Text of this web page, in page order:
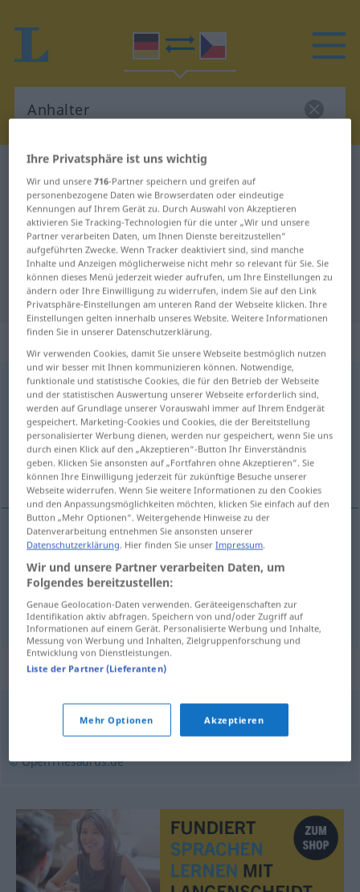
Deutsch-Tschechisch Wörterbuch
Deutsch-Tschechisch Übersetzung
für "Anhalter"
"Anhalter" Tschechisch
Übersetzung
„Anhalter“: maskulin
Anhalterm <-s ;Anhalter>
Übersicht aller Übersetzungen
(Für mehr Details die Übersetzung anklicken/antippen)
jezdit stopem
Beispiele
perAnhalterfahren UMG
jezdit<jet>
Synonyme für "Anhalter"
© OpenThesaurus.de
Ihre Privatsphäre ist uns wichtig
Wir und unsere716-Partner speichern und greifen auf
personenbezogene Daten wie Browserdaten oder eindeutige
Kennungen auf Ihrem Gerät zu. Durch Auswahl von Akzeptieren
aktivieren Sie Tracking-Technologien für die unter „Wir und unsere
Partner verarbeiten Daten, um Ihnen Dienste bereitzustellen“
aufgeführten Zwecke. Wenn Tracker deaktiviert sind, sind manche
Inhalte und Anzeigen möglicherweise nicht mehr so relevant für Sie. Sie
können dieses Menü jederzeit wieder aufrufen, um Ihre Einstellungen zu
ändern oder Ihre Einwilligung zu widerrufen, indem Sie auf den Link
Privatsphäre-Einstellungen am unteren Rand der Webseite klicken. Ihre
Einstellungen gelten innerhalb unseres Website. Weitere Informationen
finden Sie in unserer Datenschutzerklärung.
Wir verwenden Cookies, damit Sie unsere Webseite bestmöglich nutzen
und wir besser mit Ihnen kommunizieren können. Notwendige,
funktionale und statistische Cookies, die für den Betrieb der Webseite
und der statistischen Auswertung unserer Webseite erforderlich sind,
werden auf Grundlage unserer Vorauswahl immer auf Ihrem Endgerät
gespeichert. Marketing-Cookies und Cookies, die der Bereitstellung
personalisierter Werbung dienen, werden nur gespeichert, wenn Sie uns
durch einen Klick auf den „Akzeptieren“-Button Ihr Einverständnis
geben. Klicken Sie ansonsten auf „Fortfahren ohne Akzeptieren“. Sie
können Ihre Einwilligung jederzeit für zukünftige Besuche unserer
Webseite widerrufen. Wenn Sie weitere Informationen zu den Cookies
und den Anpassungsmöglichkeiten möchten, klicken Sie einfach auf den
Button „Mehr Optionen“. Weitergehende Hinweise zu der
Datenverarbeitung entnehmen Sie ansonsten unserer
Datenschutzerklärung. Hier finden Sie unserImpressum.
Wir und unsere Partner verarbeiten Daten, um
Folgendes bereitzustellen:
Genaue Geolocation-Daten verwenden. Geräteeigenschaften zur
Identifikation aktiv abfragen. Speichern von und/oder Zugriff auf
Informationen auf einem Gerät. Personalisierte Werbung und Inhalte,
Messung von Werbung und Inhalten, Zielgruppenforschung und
Entwicklung von Dienstleistungen.
Liste der Partner (Lieferanten)
Mehr Optionen Akzeptieren